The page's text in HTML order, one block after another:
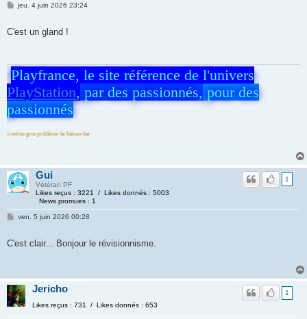
jeu. 4 juin 2026 23:24
C'est un gland !
Playfrance, le site référence de l'univers
PlayStation, par des passionnés, pour des
passionnés
hiérarchie
Gui
Vétéran PF
Likes reçus : 3221 / Likes donnés : 5003
News promues : 1
1
ven. 5 juin 2026 00:28
C'est clair... Bonjour le révisionnisme.
Jericho
Likes reçus : 731 / Likes donnés : 653
1